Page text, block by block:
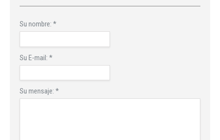
Su nombre: *
Su E-mail: *
Su mensaje: *